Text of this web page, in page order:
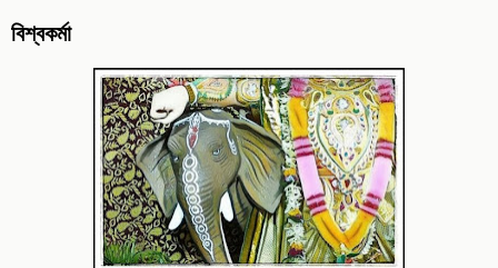
বিশ্বকর্মা